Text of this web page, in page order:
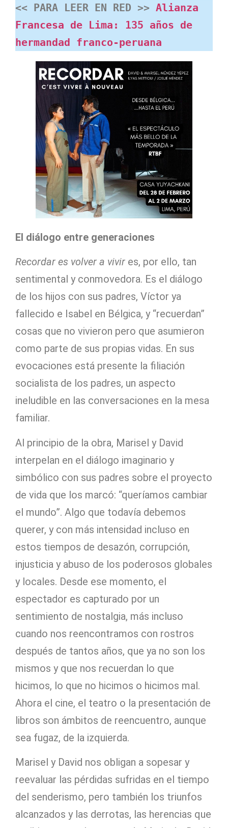
<< PARA LEER EN RED >> Alianza
Francesa de Lima: 135 años de
hermandad franco-peruana
El diálogo entre generaciones
Recordar es volver a vivir es, por ello, tan
sentimental y conmovedora. Es el diálogo
de los hijos con sus padres, Víctor ya
fallecido e Isabel en Bélgica, y “recuerdan”
cosas que no vivieron pero que asumieron
como parte de sus propias vidas. En sus
evocaciones está presente la filiación
socialista de los padres, un aspecto
ineludible en las conversaciones en la mesa
familiar.
Al principio de la obra, Marisel y David
interpelan en el diálogo imaginario y
simbólico con sus padres sobre el proyecto
de vida que los marcó: “queríamos cambiar
el mundo”. Algo que todavía debemos
querer, y con más intensidad incluso en
estos tiempos de desazón, corrupción,
injusticia y abuso de los poderosos globales
y locales. Desde ese momento, el
espectador es capturado por un
sentimiento de nostalgia, más incluso
cuando nos reencontramos con rostros
después de tantos años, que ya no son los
mismos y que nos recuerdan lo que
hicimos, lo que no hicimos o hicimos mal.
Ahora el cine, el teatro o la presentación de
libros son ámbitos de reencuentro, aunque
sea fugaz, de la izquierda.
Marisel y David nos obligan a sopesar y
reevaluar las pérdidas sufridas en el tiempo
del senderismo, pero también los triunfos
alcanzados y las derrotas, las herencias que